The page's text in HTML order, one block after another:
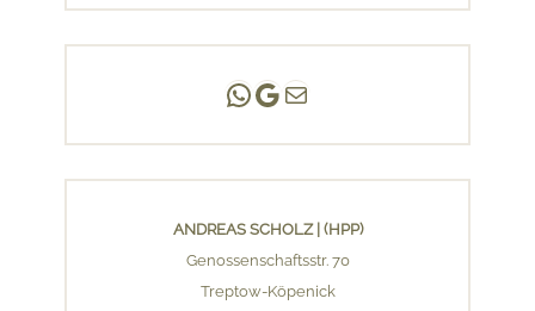
Andreas Scholz | (HPP)
Praxis Adlershof
E-Mail an mich ...
ANDREAS SCHOLZ | (HPP)
Genossenschaftsstr. 70
Treptow-Köpenick